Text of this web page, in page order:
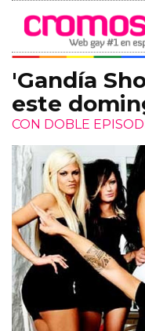
'Gandía
este
CON DOBLE